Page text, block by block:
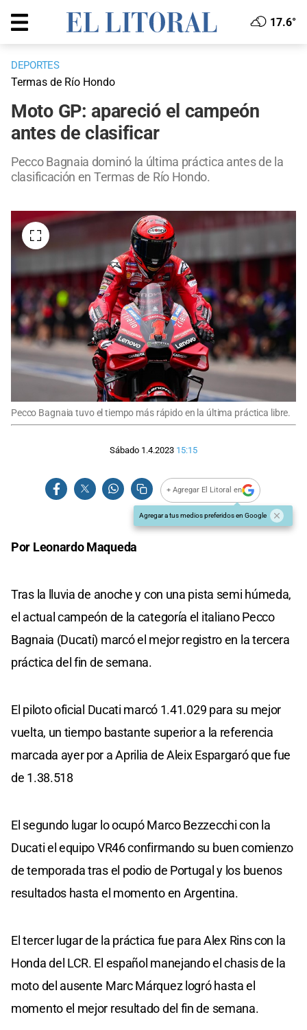
17.6°
DEPORTES
Termas de Río Hondo
Moto GP: apareció el campeón
antes de clasificar
Pecco Bagnaia dominó la última práctica antes de la
clasificación en Termas de Río Hondo.
Pecco Bagnaia tuvo el tiempo más rápido en la última práctica libre.
Sábado 1.4.2023 15:15
+ Agregar El Litoral en
Agregar a tus medios preferidos en Google
Por Leonardo Maqueda
Tras la lluvia de anoche y con una pista semi húmeda,
el actual campeón de la categoría el italiano Pecco
Bagnaia (Ducati) marcó el mejor registro en la tercera
práctica del fin de semana.
El piloto oficial Ducati marcó 1.41.029 para su mejor
vuelta, un tiempo bastante superior a la referencia
marcada ayer por a Aprilia de Aleix Espargaró que fue
de 1.38.518
El segundo lugar lo ocupó Marco Bezzecchi con la
Ducati el equipo VR46 confirmando su buen comienzo
de temporada tras el podio de Portugal y los buenos
resultados hasta el momento en Argentina.
El tercer lugar de la práctica fue para Alex Rins con la
Honda del LCR. El español manejando el chasis de la
moto del ausente Marc Márquez logró hasta el
momento el mejor resultado del fin de semana.